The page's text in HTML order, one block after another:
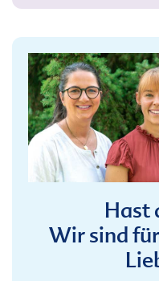
Hast
Wir sind